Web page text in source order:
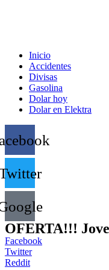
Inicio
Accidentes
Divisas
Gasolina
Dolar hoy
Dolar en Elektra
OFERTA!!!
Facebook
Twitter
Reddit